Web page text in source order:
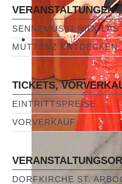
VERANSTALTUNGEN
SENNEMUSIG
MUTTENZ
TICKETS,
EINTRITTSPREISE
VORVERKAUF
DORFKIRCHE ST.